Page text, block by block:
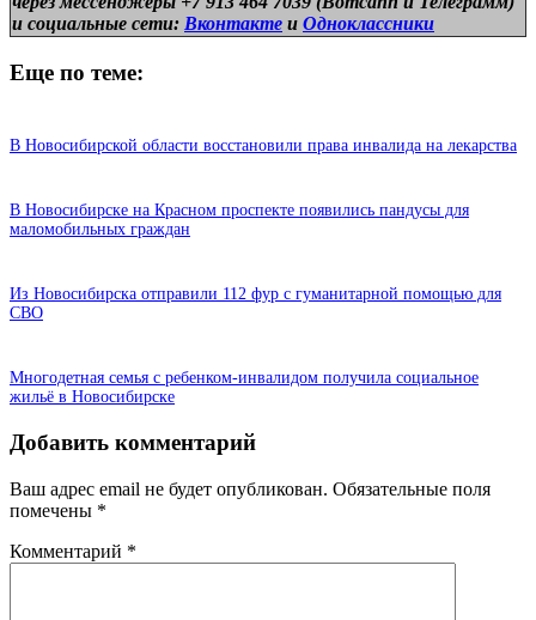
и социальные сети: Вконтакте и Одноклассники
Еще по теме:
В Новосибирской области восстановили права инвалида на лекарства
В Новосибирске на Красном проспекте появились пандусы для
маломобильных граждан
Из Новосибирска отправили 112 фур с гуманитарной помощью для
СВО
Многодетная семья с ребенком-инвалидом получила социальное
жильё в Новосибирске
Добавить комментарий
Ваш адрес email не будет опубликован. Обязательные поля
помечены *
Комментарий *